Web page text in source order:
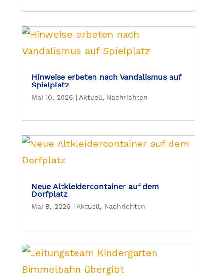
Hinweise erbeten nach Vandalismus auf
Spielplatz
Mai 10, 2026 | Aktuell, Nachrichten
Neue Altkleidercontainer auf dem
Dorfplatz
Mai 8, 2026 | Aktuell, Nachrichten